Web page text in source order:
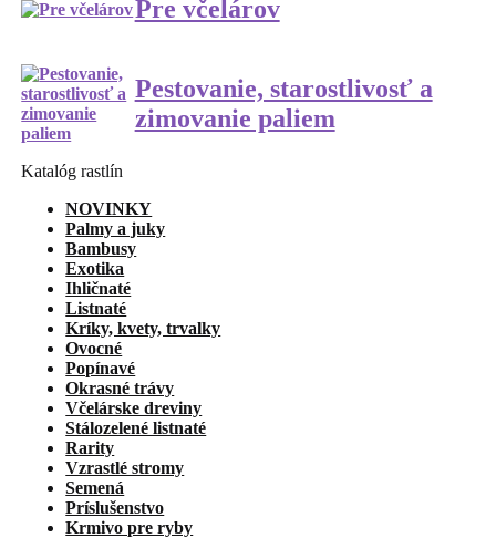
Pre včelárov
Pestovanie, starostlivosť a
zimovanie paliem
Katalóg rastlín
NOVINKY
Palmy a juky
Bambusy
Exotika
Ihličnaté
Listnaté
Kríky, kvety, trvalky
Ovocné
Popínavé
Okrasné trávy
Včelárske dreviny
Stálozelené listnaté
Rarity
Vzrastlé stromy
Semená
Príslušenstvo
Krmivo pre ryby